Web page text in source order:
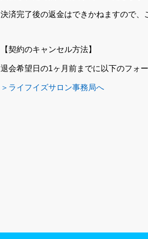
決済完了後の返金はできかねますので、
【契約のキャンセル方法】
退会希望日の1ヶ月前までに以下のフォ
＞ライフイズサロン事務局へ